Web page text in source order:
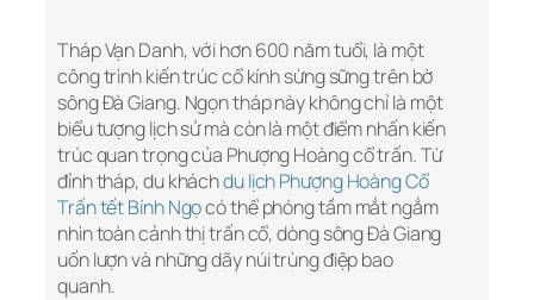
Tháp Vạn Danh, với hơn 600 năm tuổi, là một
công trình kiến trúc cổ kính sừng sững trên bờ
sông Đà Giang. Ngọn tháp này không chỉ là một
biểu tượng lịch sử mà còn là một điểm nhấn kiến
trúc quan trọng của Phượng Hoàng cổ trấn. Từ
đỉnh tháp, du kháchdu lịch Phượng Hoàng Cổ
Trấn tết Bính Ngọcó thể phóng tầm mắt ngắm
nhìn toàn cảnh thị trấn cổ, dòng sông Đà Giang
uốn lượn và những dãy núi trùng điệp bao
quanh.